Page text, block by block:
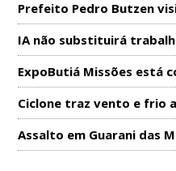
Prefeito Pedro Butzen
IA não substituirá
ExpoButiá Missões está
Ciclone traz vento e frio
Assalto em Guarani das